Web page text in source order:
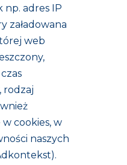
np. adres IP
załadowana
web
rodzaj
cookies, w
naszych